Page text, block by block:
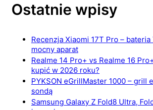
Ostatnie wpisy
Recenzja Xiaomi 17T Pro –
mocny aparat
Realme 14 Pro+ vs Realme 16
kupić w 2026 roku?
PYKSON eGrillMaster 1000 – grill
sondą
Samsung Galaxy Z Fold8 Ultra,